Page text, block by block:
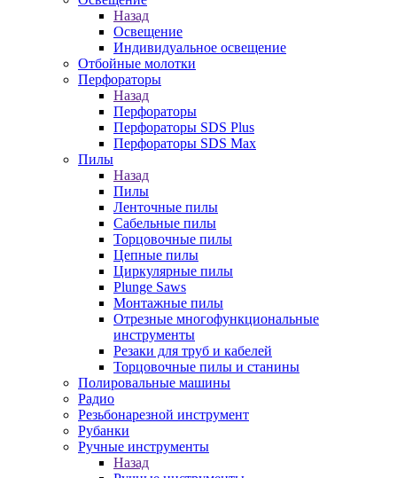
Назад
Освещение
Индивидуальное освещение
Отбойные молотки
Перфораторы
Назад
Перфораторы
Перфораторы SDS Plus
Перфораторы SDS Max
Пилы
Назад
Пилы
Ленточные пилы
Сабельные пилы
Торцовочные пилы
Цепные пилы
Циркулярные пилы
Plunge Saws
Монтажные пилы
Отрезные многофункциональные
инструменты
Резаки для труб и кабелей
Торцовочные пилы и станины
Полировальные машины
Радио
Резьбонарезной инструмент
Рубанки
Ручные инструменты
Назад